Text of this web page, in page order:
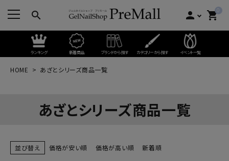
search person 0
shopping_cart
ランキング 新着商品 ブランドから探す カテゴリーから探す イベント一覧
HOME あざとシリーズ商品一覧
あざとシリーズ商品一覧
並び替え 価格が安い順 価格が高い順 新着順